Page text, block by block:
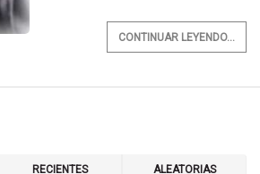
CONTINUAR LEYENDO...
RECIENTES ALEATORIAS